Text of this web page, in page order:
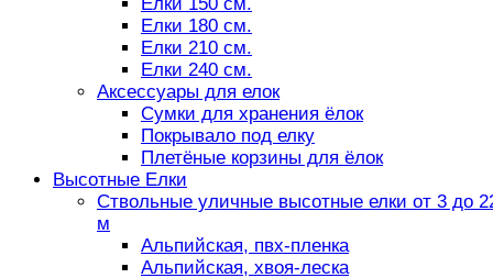
Елки 180 см.
Елки 210 см.
Елки 240 см.
Аксессуары для елок
Сумки для хранения ёлок
Покрывало под елку
Плетёные корзины для ёлок
Высотные Елки
Ствольные уличные высотные елки от 3 до
м
Альпийская, пвх-пленка
Альпийская, хвоя-леска